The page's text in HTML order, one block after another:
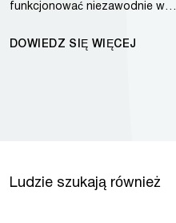
funkcjonować niezawodnie w…
DOWIEDZ SIĘ WIĘCEJ
Ludzie szukają również